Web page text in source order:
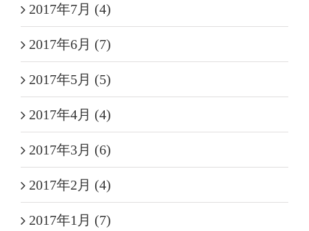
2017年7月 (4)
2017年6月 (7)
2017年5月 (5)
2017年4月 (4)
2017年3月 (6)
2017年2月 (4)
2017年1月 (7)